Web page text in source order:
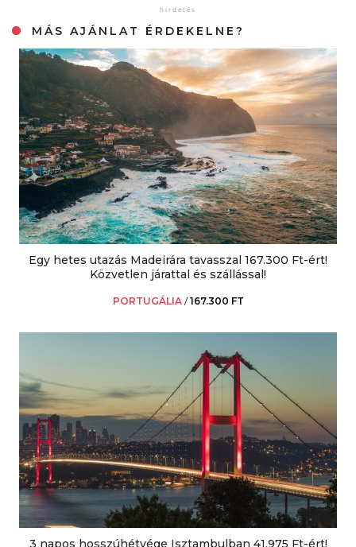
MÁS AJÁNLAT ÉRDEKELNE?
Egy hetes utazás Madeirára tavasszal 167.300 Ft-ért!
Közvetlen járattal és szállással!
PORTUGÁLIA /167.300 FT
3 napos hosszúhétvége Isztambulban 41.975 Ft-ért!